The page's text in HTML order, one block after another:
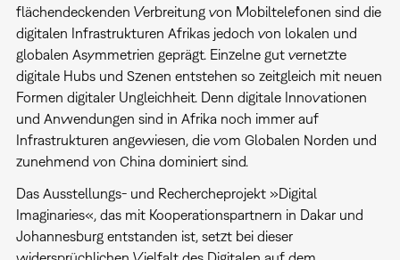
flächendeckenden Verbreitung von Mobiltelefonen sind die
digitalen Infrastrukturen Afrikas jedoch von lokalen und
globalen Asymmetrien geprägt. Einzelne gut vernetzte
digitale Hubs und Szenen entstehen so zeitgleich mit neuen
Formen digitaler Ungleichheit. Denn digitale Innovationen
und Anwendungen sind in Afrika noch immer auf
Infrastrukturen angewiesen, die vom Globalen Norden und
zunehmend von China dominiert sind.
Das Ausstellungs- und Rechercheprojekt »Digital
Imaginaries«, das mit Kooperationspartnern in Dakar und
Johannesburg entstanden ist, setzt bei dieser